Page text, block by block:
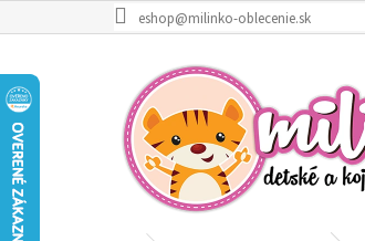
na
eshop@milinko-oblecenie.sk